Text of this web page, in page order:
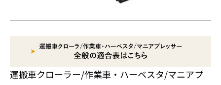
運搬車クローラー/作業車・ハーベスタ/マニアプ